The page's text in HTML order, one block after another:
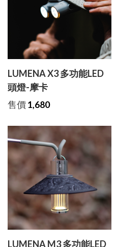
LUMENA X3 多功能LED
頭燈-摩卡
售價 1,680
LUMENA M3 多功能LED